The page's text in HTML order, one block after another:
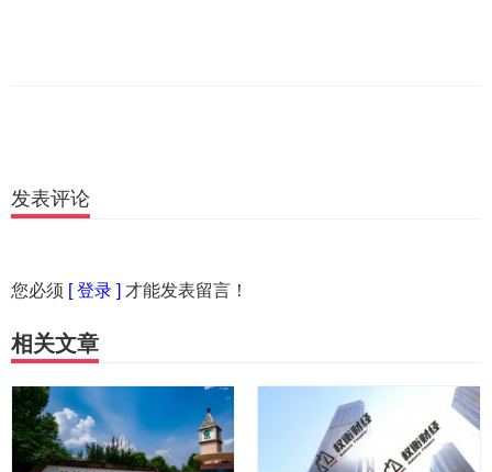
发表评论
您必须 [ 登录 ] 才能发表留言！
相关文章